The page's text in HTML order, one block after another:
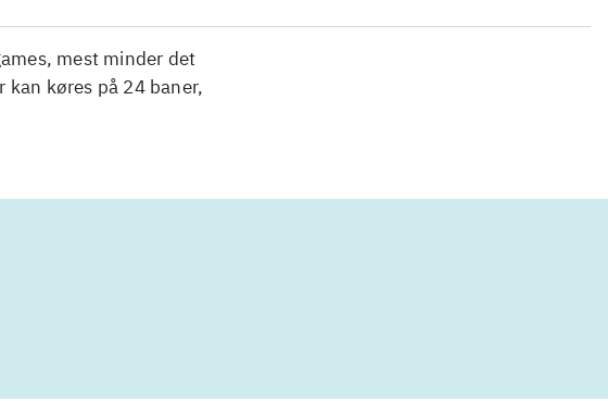
mest minder det
kan køres på 24 baner,